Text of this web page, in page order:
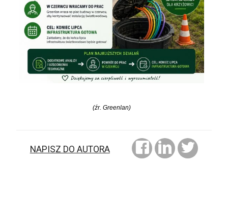
(źr. Greenlan)
NAPISZ DO AUTORA